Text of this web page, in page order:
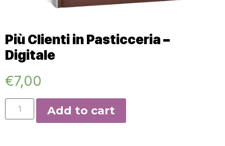
Più Clienti in Pasticceria –
Digitale
€7,00
Add to cart